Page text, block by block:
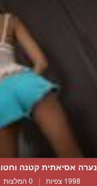
נערה אסיאתית קטנה
1998 צפיות | 0 המלצות